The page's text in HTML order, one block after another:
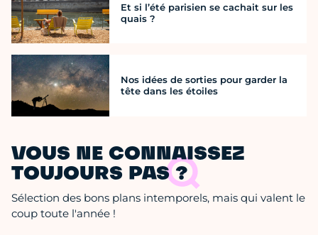
Et si l’été parisien se cachait sur les
quais ?
Nos idées de sorties pour garder la
tête dans les étoiles
VOUS NE CONNAISSEZ
TOUJOURS PAS ?
Sélection des bons plans intemporels, mais qui valent le
coup toute l'année !